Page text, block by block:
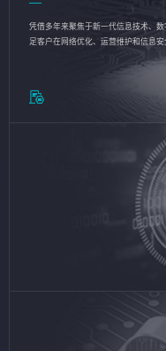
凭借多年来聚焦于新一代信息技术、
足客户在网络优化、运营维护和信息